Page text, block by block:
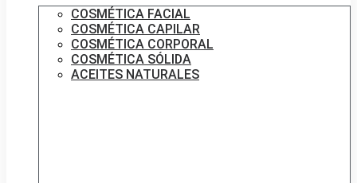
COSMÉTICA FACIAL
COSMÉTICA CAPILAR
COSMÉTICA CORPORAL
COSMÉTICA SÓLIDA
ACEITES NATURALES